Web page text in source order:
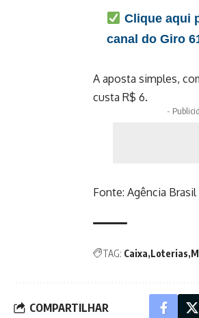
Clique aqui
canal do Giro
A aposta simples,
custa R$ 6.
-
Fonte: Agência Brasil
TAG: Caixa Loterias
COMPARTILHAR